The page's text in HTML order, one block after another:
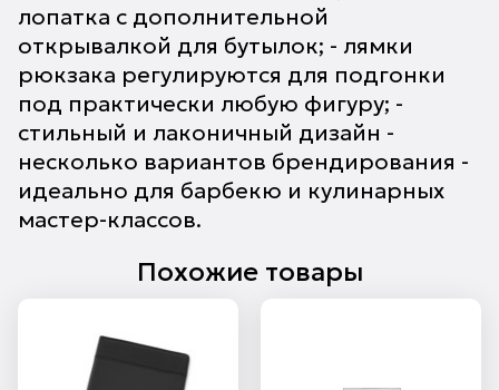
лопатка с дополнительной
открывалкой для бутылок; - лямки
рюкзака регулируются для подгонки
под практически любую фигуру; -
стильный и лаконичный дизайн -
несколько вариантов брендирования -
идеально для барбекю и кулинарных
мастер-классов.
Похожие товары